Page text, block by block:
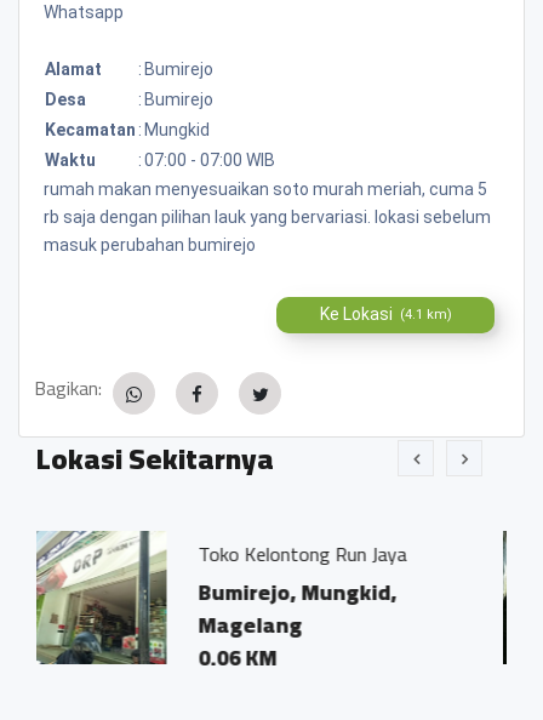
Whatsapp
Alamat : Bumirejo
Desa
: Bumirejo
Kecamatan : Mungkid
Waktu
:07:00 - 07:00 WIB
rumah makan menyesuaikan soto murah meriah, cuma 5
rb saja dengan pilihan lauk yang bervariasi. lokasi sebelum
masuk perubahan bumirejo
Ke Lokasi (4.1 km)
Bagikan:
Lokasi Sekitarnya
Kelontong Run Jaya
Mungkid,
KM
Kantor
Ivo